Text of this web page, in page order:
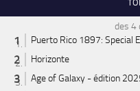
des 4
Puerto Rico 1897: Special
Horizonte
Age of Galaxy - édition